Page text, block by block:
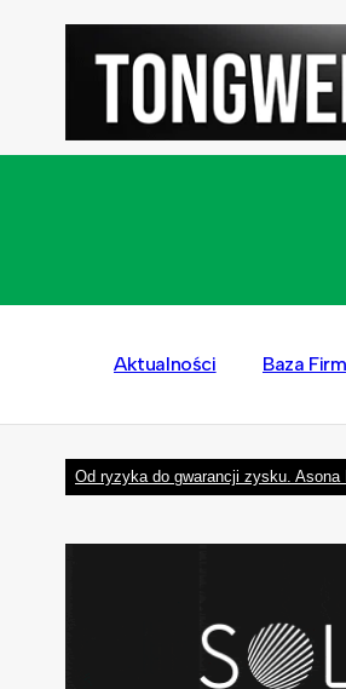
Aktualności Baza Firm
Od ryzyka do gwarancji zysku.